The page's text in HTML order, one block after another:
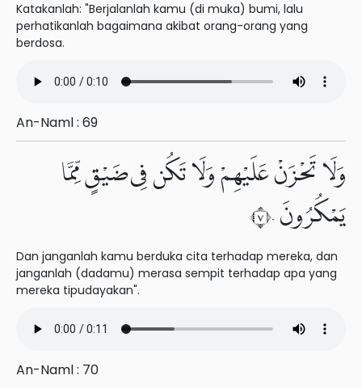
Katakanlah: "Berjalanlah kamu (di muka) bumi, lalu
perhatikanlah bagaimana akibat orang-orang yang
berdosa.
An-Naml : 69
وَلَا تَحْزَنْ عَلَيْهِمْ وَلَا تَكُن فِى ضَيْقٍ مِّمَّا
يَمْكُرُونَ ٧٠
Dan janganlah kamu berduka cita terhadap mereka, dan
janganlah (dadamu) merasa sempit terhadap apa yang
mereka tipudayakan".
An-Naml : 70